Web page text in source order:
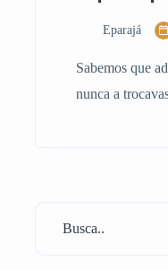
Eparajá
Sabemos que
nunca a
em tudo canto